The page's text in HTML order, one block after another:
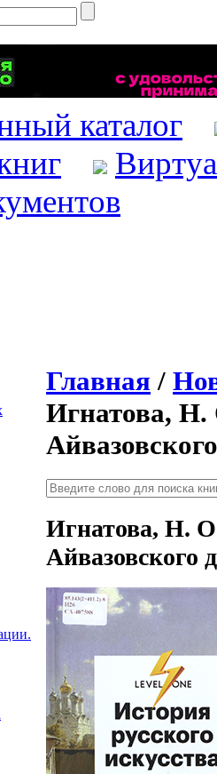
каталог
Главная /
Игнатова, Н.
Игнатова, Н.
Айвазовского